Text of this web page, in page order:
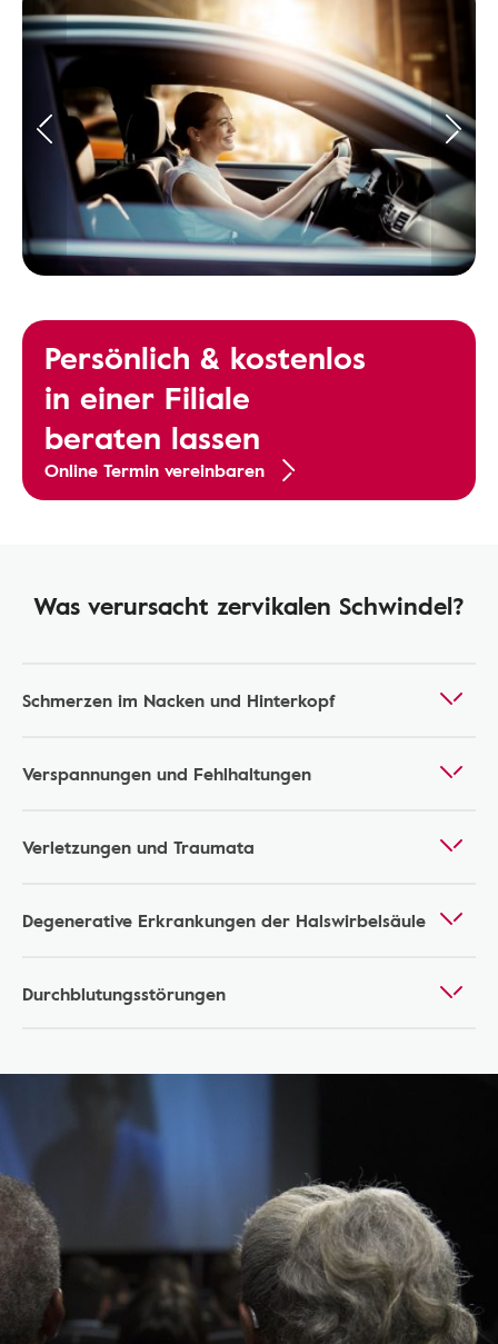
Persönlich & kostenlos
in einer Filiale
beraten lassen
Online Termin vereinbaren
Was verursacht zervikalen Schwindel?
Schmerzen im Nacken und Hinterkopf
Verspannungen und Fehlhaltungen
Verletzungen und Traumata
Degenerative Erkrankungen der Halswirbelsäule
Durchblutungsstörungen